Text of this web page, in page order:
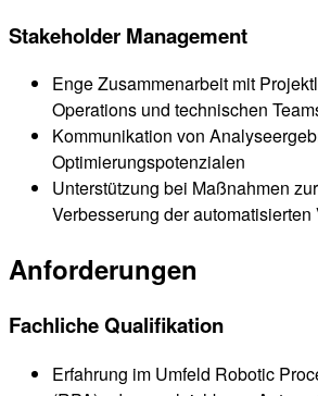
Stakeholder Management
Enge Zusammenarbeit mit
Operations und technischen
Kommunikation von
Optimierungspotenzialen
Unterstützung bei Maßnahmen
Verbesserung der automatisierten
Anforderungen
Fachliche Qualifikation
Erfahrung im Umfeld Robotic